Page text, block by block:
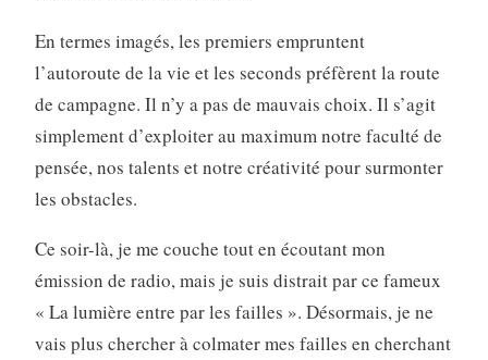
En termes imagés, les premiers empruntent
l’autoroute de la vie et les seconds préfèrent la route
de campagne. Il n’y a pas de mauvais choix. Il s’agit
simplement d’exploiter au maximum notre faculté de
pensée, nos talents et notre créativité pour surmonter
les obstacles.
Ce soir-là, je me couche tout en écoutant mon
émission de radio, mais je suis distrait par ce fameux
« La lumière entre par les failles ». Désormais, je ne
vais plus chercher à colmater mes failles en cherchant